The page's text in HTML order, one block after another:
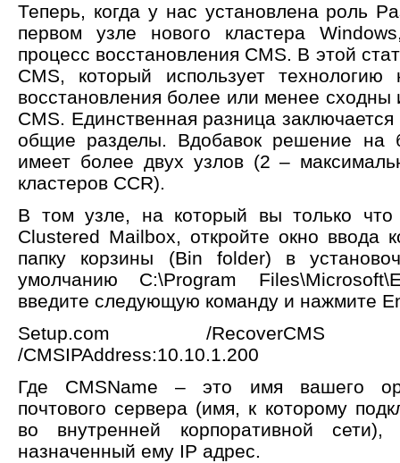
Теперь, когда у нас установлена роль
первом узле нового кластера
процесс восстановления CMS. В этой
CMS, который использует
восстановления более или менее сходны
CMS. Единственная разница
общие разделы. Вдобавок решение на
имеет более двух узлов (2 –
кластеров CCR).
В том узле, на который вы только что
Clustered Mailbox, откройте окно ввода
папку корзины (Bin folder) в
умолчанию C:\Program
введите следующую команду и нажмите
Setup.com /RecoverCMS /
/CMSIPAddress:10.10.1.200
Где CMSName – это имя вашего
почтового сервера (имя, к которому
во внутренней корпоративной
назначенный ему IP адрес.